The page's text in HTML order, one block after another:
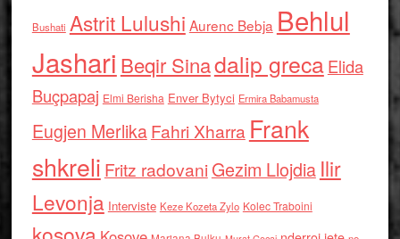
Bushati Astrit Lulushi Aurenc Bebja Behlul
Jashari Beqir Sinadalip grecaElida
Buçpapaj Elmi Berisha Enver Bytyci Ermira Babamusta
Eugjen MerlikaFahri Xharra Frank
shkreli Fritz radovaniGezim Llojdia Ilir
Levonja Interviste Keze Kozeta Zylo Kolec Traboini